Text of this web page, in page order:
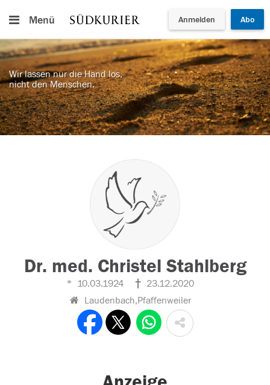
Menü Anmelden Abo
Wir lassen nur die Hand los,
nicht den Menschen.
Dr. med. Christel Stahlberg
10.03.1924
23.12.2020
Laudenbach,Pfaffenweiler